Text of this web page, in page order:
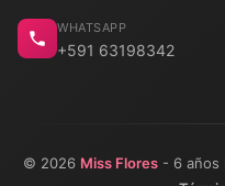
WHATSAPP
+591 63198342
© 2026 Miss Flores- 6 años